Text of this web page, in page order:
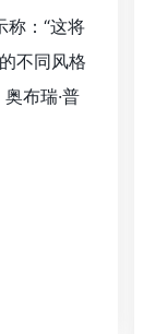
称：“这将
不同风格
布瑞·普